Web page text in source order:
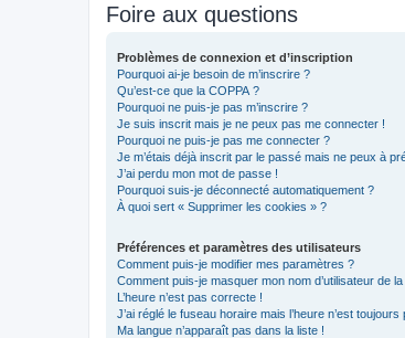
Foire aux questions
Problèmes de connexion et d’inscription
Pourquoi ai-je besoin de m’inscrire ?
Qu’est-ce que la COPPA ?
Pourquoi ne puis-je pas m’inscrire ?
Je suis inscrit mais je ne peux pas me connecter !
Pourquoi ne puis-je pas me connecter ?
Je m’étais déjà inscrit par le passé mais ne peux à
J’ai perdu mon mot de passe !
Pourquoi suis-je déconnecté automatiquement ?
À quoi sert « Supprimer les cookies » ?
Préférences et paramètres des utilisateurs
Comment puis-je modifier mes paramètres ?
Comment puis-je masquer mon nom d’utilisateur de
L’heure n’est pas correcte !
J’ai réglé le fuseau horaire mais l’heure n’est
Ma langue n’apparaît pas dans la liste !